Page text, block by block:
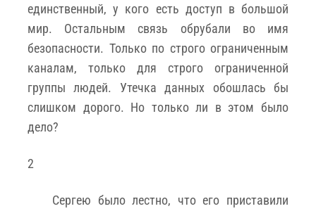
единственный, у кого есть доступ в большой
мир. Остальным связь обрубали во имя
безопасности. Только по строго ограниченным
каналам, только для строго ограниченной
группы людей. Утечка данных обошлась бы
слишком дорого. Но только ли в этом было
дело?
2
Сергею было лестно, что его приставили